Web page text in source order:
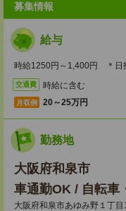
募集情報
給与
時給1250円～1,400円 ＊日
交通費 時給に含む
月収例 20～25万円
勤務地
大阪府和泉市
車通勤OK / 自転車
大阪府和泉市あゆみ野１丁